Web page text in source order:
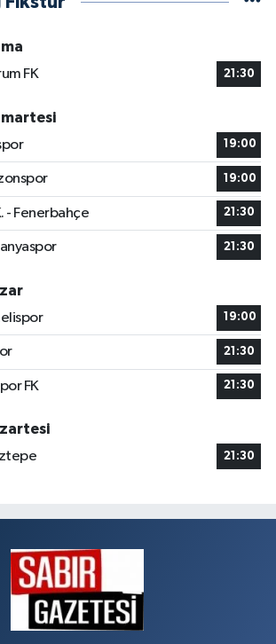
FK
21:30
19:00
19:00
- Fenerbahçe 21:30
21:30
19:00
21:30
FK 21:30
21:30